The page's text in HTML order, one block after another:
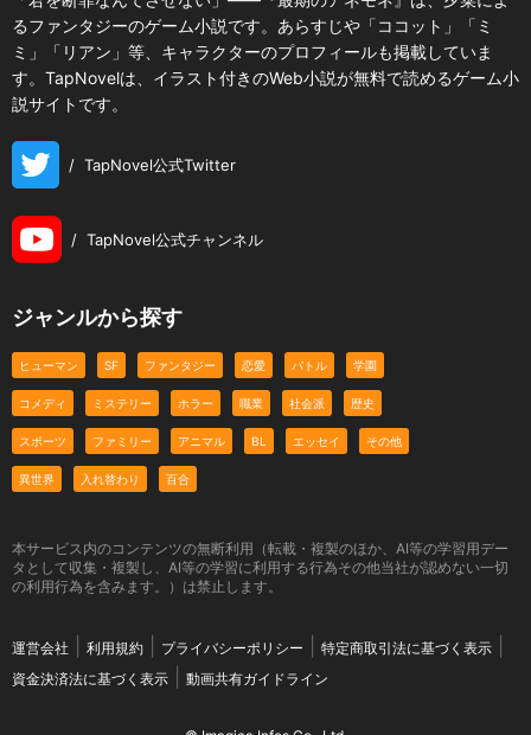
るファンタジーのゲーム小説です。あらすじや「ココット」「ミ
ミ」「リアン」等、キャラクターのプロフィールも掲載していま
す。TapNovelは、イラスト付きのWeb小説が無料で読めるゲーム小
説サイトです。
/ TapNovel公式Twitter
/ TapNovel公式チャンネル
ジャンルから探す
ヒューマン SF ファンタジー 恋愛 バトル 学園
コメディ ミステリー ホラー 職業 社会派 歴史
スポーツ ファミリー アニマル BL エッセイ その他
異世界 入れ替わり 百合
本サービス内のコンテンツの無断利用（転載・複製のほか、AI等の学習用デー
タとして収集・複製し、AI等の学習に利用する行為その他当社が認めない一切
の利用行為を含みます。）は禁止します。
運営会社 利用規約 プライバシーポリシー
特定商取引法に基づく表示
資金決済法に基づく表示
動画共有ガイドライン